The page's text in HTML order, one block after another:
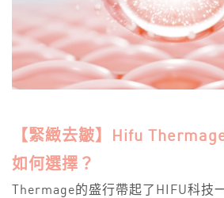
【緊緻去皺】Hifu
如何選擇？
Thermage的盛行帶起了HIFU科技